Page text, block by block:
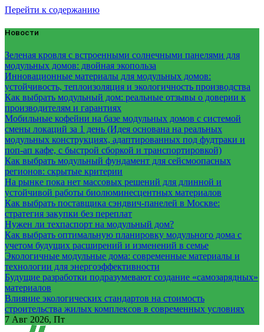
Перейти к содержанию
Новости
Зеленая кровля с встроенными солнечными панелями для
модульных домов: двойная экопольза
Инновационные материалы для модульных домов:
устойчивость, теплоизоляция и экологичность производства
Как выбрать модульный дом: реальные отзывы о доверии к
производителям и гарантиях
Мобильные кофейни на базе модульных домов с системой
смены локаций за 1 день (Идея основана на реальных
модульных конструкциях, адаптированных под фудтраки и
поп-ап кафе, с быстрой сборкой и транспортировкой)
Как выбрать модульный фундамент для сейсмоопасных
регионов: скрытые критерии
На рынке пока нет массовых решений для длинной и
устойчивой работы биолюминесцентных материалов
Как выбрать поставщика сэндвич-панелей в Москве:
стратегия закупки без переплат
Нужен ли техпаспорт на модульный дом?
Как выбрать оптимальную планировку модульного дома с
учетом будущих расширений и изменений в семье
Экологичные модульные дома: современные материалы и
технологии для энергоэффективности
Будущие разработки подразумевают создание «самозарядных»
материалов
Влияние экологических стандартов на стоимость
строительства жилых комплексов в современных условиях
7 Авг 2026, Пт